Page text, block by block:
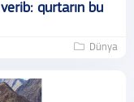
qurtarın bu
Dünya